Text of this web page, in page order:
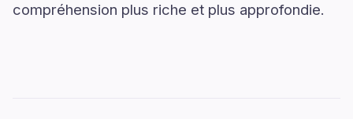
compréhension plus riche et plus approfondie.